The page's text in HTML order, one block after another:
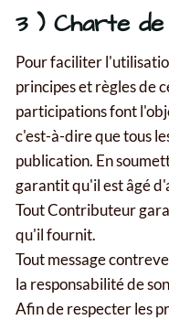
3 ) Charte
Pour faciliter
principes et règles de
participations font
c'est-à-dire que tous
publication. En
garantit qu'il est âgé
Tout Contributeur
qu'il fournit.
Tout message
la responsabilité de
Afin de respecter les